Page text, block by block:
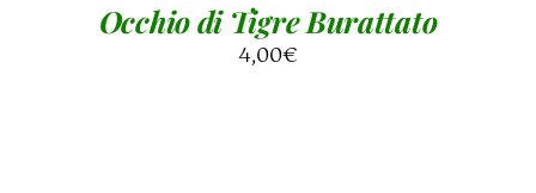
Occhio di Tigre Burattato
4,00€